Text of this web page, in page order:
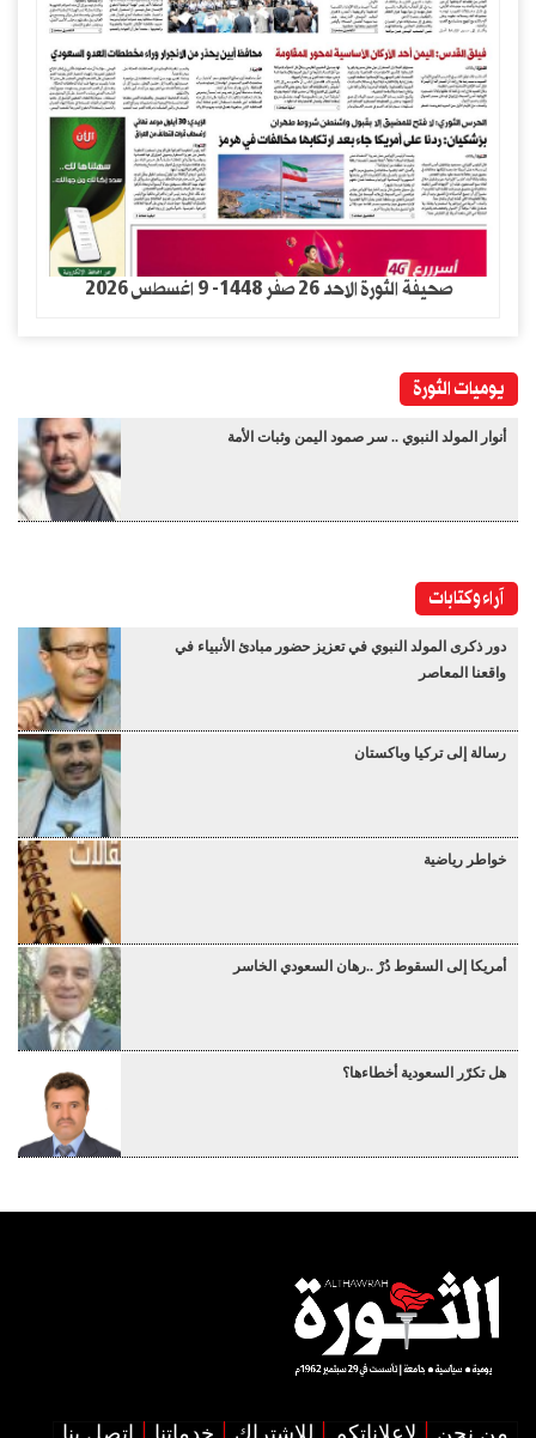
صحيفة الثورة الاحد 26 صفر 1448- 9 اغسطس 2026
يوميات الثورة
أنوار المولد النبوي .. سر صمود اليمن وثبات الأمة
آراء وكتابات
دور ذكرى المولد النبوي في تعزيز حضور مبادئ الأنبياء في
واقعنا المعاصر
رسالة إلى تركيا وباكستان
خواطر رياضية
أمريكا إلى السقوط دُرْ ..رهان السعودي الخاسر
هل تكرّر السعودية أخطاءها؟
من نحن لإعلاناتكم للإشتراك خدماتنا اتصل بنا